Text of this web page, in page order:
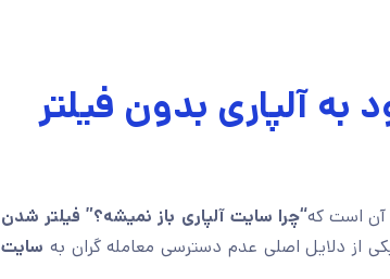
به آلپاری بدون فیلتر
آن است که“چرا سایت آلپاری باز نمیشه؟”فیلتر شدن
از دلایل اصلی عدم دسترسی معامله گران به سایت